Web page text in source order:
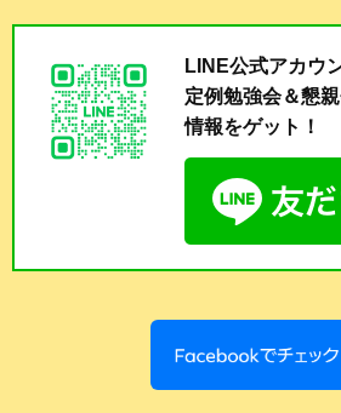
LINE公式アカウ
定例勉強会＆懇
情報をゲット！